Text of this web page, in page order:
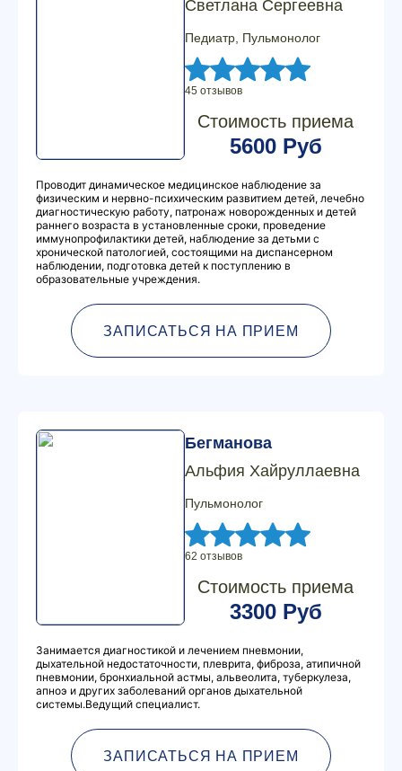
Светлана Сергеевна
Педиатр, Пульмонолог
45 отзывов
Стоимость приема
5600 Руб
Проводит динамическое медицинское наблюдение за
физическим и нервно-психическим развитием детей, лечебно
диагностическую работу, патронаж новорожденных и детей
раннего возраста в установленные сроки, проведение
иммунопрофилактики детей, наблюдение за детьми с
хронической патологией, состоящими на диспансерном
наблюдении, подготовка детей к поступлению в
образовательные учреждения.
ЗАПИСАТЬСЯ НА ПРИЕМ
Бегманова
Альфия Хайруллаевна
Пульмонолог
62 отзывов
Стоимость приема
3300 Руб
Занимается диагностикой и лечением пневмонии,
дыхательной недостаточности, плеврита, фиброза, атипичной
пневмонии, бронхиальной астмы, альвеолита, туберкулеза,
апноэ и других заболеваний органов дыхательной
системы.Ведущий специалист.
ЗАПИСАТЬСЯ НА ПРИЕМ